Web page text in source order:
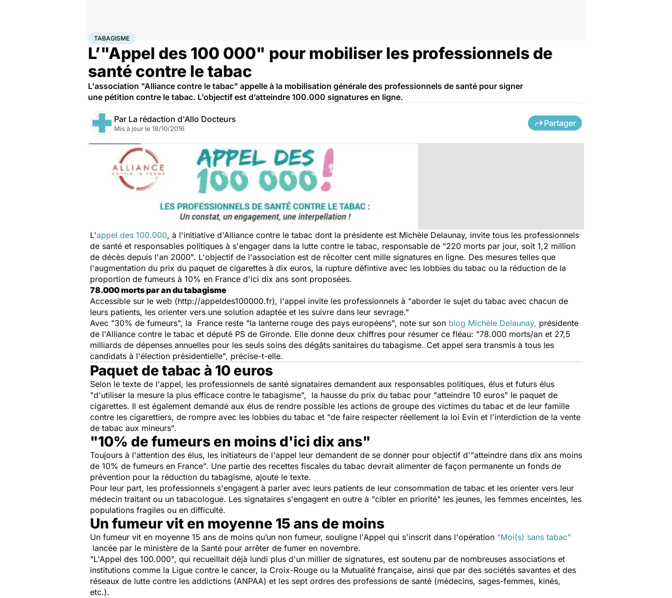
AccueilSantéMaladies
TABAGISME
L’"Appel des 100 000" pour mobiliser les professionnels de
santé contre le tabac
L'association "Alliance contre le tabac" appelle à la mobilisation générale des professionnels de santé pour signer
une pétition contre le tabac. L’objectif est d’atteindre 100.000 signatures en ligne.
Par La rédaction d'Allo Docteurs
Mis à jour le 18/10/2016
Partager
L'appel des 100.000, à l'initiative d'Alliance contre le tabac dont la présidente est Michèle Delaunay, invite tous les professionnels
de santé et responsables politiques à s'engager dans la lutte contre le tabac, responsable de "220 morts par jour, soit 1,2 million
de décès depuis l'an 2000". L'objectif de l'association est de récolter cent mille signatures en ligne. Des mesures telles que
l'augmentation du prix du paquet de cigarettes à dix euros, la rupture défintive avec les lobbies du tabac ou la réduction de la
proportion de fumeurs à 10% en France d'ici dix ans sont proposées.
78.000 morts par an du tabagisme
Accessible sur le web (http://appeldes100000.fr), l'appel invite les professionnels à "aborder le sujet du tabac avec chacun de
leurs patients, les orienter vers une solution adaptée et les suivre dans leur sevrage."
Avec "30% de fumeurs", la France reste "la lanterne rouge des pays européens", note sur son blog Michèle Delaunay, présidente
de l'Alliance contre le tabac et député PS de Gironde. Elle donne deux chiffres pour résumer ce fléau: "78.000 morts/an et 27,5
milliards de dépenses annuelles pour les seuls soins des dégâts sanitaires du tabagisme. Cet appel sera transmis à tous les
candidats à l'élection présidentielle", précise-t-elle.
Paquet de tabac à 10 euros
Selon le texte de l'appel, les professionnels de santé signataires demandent aux responsables politiques, élus et futurs élus
"d'utiliser la mesure la plus efficace contre le tabagisme", la hausse du prix du tabac pour "atteindre 10 euros" le paquet de
cigarettes. Il est également demandé aux élus de rendre possible les actions de groupe des victimes du tabac et de leur famille
contre les cigarettiers, de rompre avec les lobbies du tabac et "de faire respecter réellement la loi Evin et l'interdiction de la vente
de tabac aux mineurs".
"10% de fumeurs en moins d'ici dix ans"
Toujours à l'attention des élus, les initiateurs de l'appel leur demandent de se donner pour objectif d'"atteindre dans dix ans moins
de 10% de fumeurs en France". Une partie des recettes fiscales du tabac devrait alimenter de façon permanente un fonds de
prévention pour la réduction du tabagisme, ajoute le texte.
Pour leur part, les professionnels s'engagent à parler avec leurs patients de leur consommation de tabac et les orienter vers leur
médecin traitant ou un tabacologue. Les signataires s'engagent en outre à "cibler en priorité" les jeunes, les femmes enceintes, les
populations fragiles ou en difficulté.
Un fumeur vit en moyenne 15 ans de moins
Un fumeur vit en moyenne 15 ans de moins qu’un non fumeur, souligne l'Appel qui s'inscrit dans l'opération "Moi(s) sans tabac"
lancée par le ministère de la Santé pour arrêter de fumer en novembre.
"L'Appel des 100.000", qui recueillait déjà lundi plus d'un millier de signatures, est soutenu par de nombreuses associations et
institutions comme la Ligue contre le cancer, la Croix-Rouge ou la Mutualité française, ainsi que par des sociétés savantes et des
réseaux de lutte contre les addictions (ANPAA) et les sept ordres des professions de santé (médecins, sages-femmes, kinés,
etc.).